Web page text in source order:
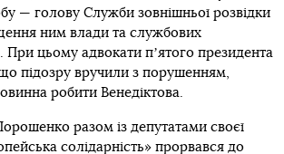
— голову Служби зовнішньої розвідки
ним влади та службових
цьому адвокати пʼятого президента
підозру вручили з порушенням,
робити Венедіктова.
разом із депутатами своєї
солідарність» прорвався до